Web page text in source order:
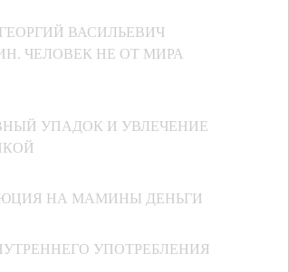
ГЕОРГИЙ ВАСИЛЬЕВИЧ
ЧЕЛОВЕК НЕ ОТ МИРА
УПАДОК И УВЛЕЧЕНИЕ
НА МАМИНЫ ДЕНЬГИ
УПОТРЕБЛЕНИЯ